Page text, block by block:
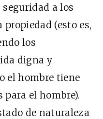
a los
propiedad (esto es,
los
digna y
el hombre tiene
para el hombre).
de naturaleza